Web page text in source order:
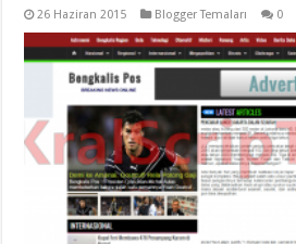
26 Haziran 2015 Blogger Temaları 0